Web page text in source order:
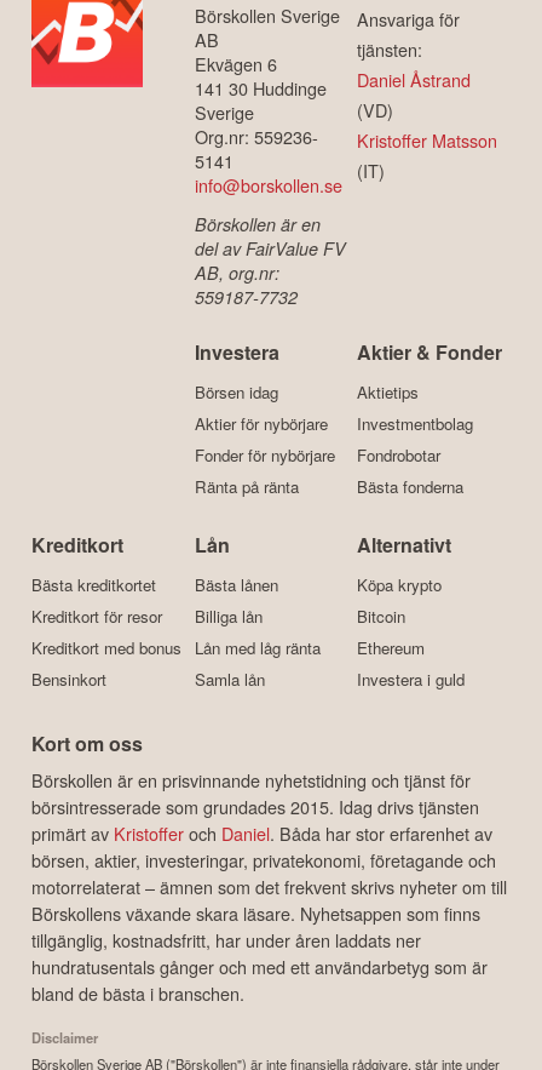
Börskollen Sverige
AB
Ekvägen 6
141 30 Huddinge
Sverige
Org.nr: 559236-
5141
info@borskollen.se
Börskollen är en
del av FairValue FV
AB, org.nr:
559187-7732
Ansvariga för
tjänsten:
Daniel Åstrand
(VD)
Kristoffer Matsson
(IT)
Investera
Börsen idag
Aktier för nybörjare
Fonder för nybörjare
Ränta på ränta
Aktier & Fonder
Aktietips
Investmentbolag
Fondrobotar
Bästa fonderna
Kreditkort
Bästa kreditkortet
Kreditkort för resor
Kreditkort med bonus
Bensinkort
Lån
Bästa lånen
Billiga lån
Lån med låg ränta
Samla lån
Alternativt
Köpa krypto
Bitcoin
Ethereum
Investera i guld
Kort om oss
Börskollen är en prisvinnande nyhetstidning och tjänst för
börsintresserade som grundades 2015. Idag drivs tjänsten
primärt av Kristofferoch Daniel. Båda har stor erfarenhet av
börsen, aktier, investeringar, privatekonomi, företagande och
motorrelaterat – ämnen som det frekvent skrivs nyheter om till
Börskollens växande skara läsare. Nyhetsappen som finns
tillgänglig, kostnadsfritt, har under åren laddats ner
hundratusentals gånger och med ett användarbetyg som är
bland de bästa i branschen.
Disclaimer
Börskollen Sverige AB ("Börskollen") är inte finansiella rådgivare, står inte under